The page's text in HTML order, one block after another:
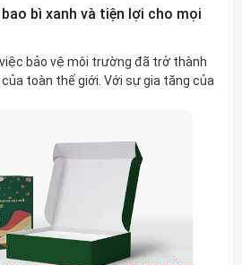
bì xanh và tiện lợi cho mọi
bảo vệ môi trường đã trở thành
toàn thế giới. Với sự gia tăng của